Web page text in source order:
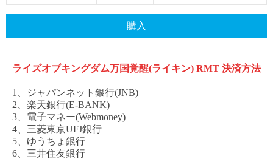
購入
ライズオブキングダム万国覚醒(ライキン) RMT 決済方法
1、ジャパンネット銀行(JNB)
2、楽天銀行(E-BANK)
3、電子マネー(Webmoney)
4、三菱東京UFJ銀行
5、ゆうちょ銀行
6、三井住友銀行